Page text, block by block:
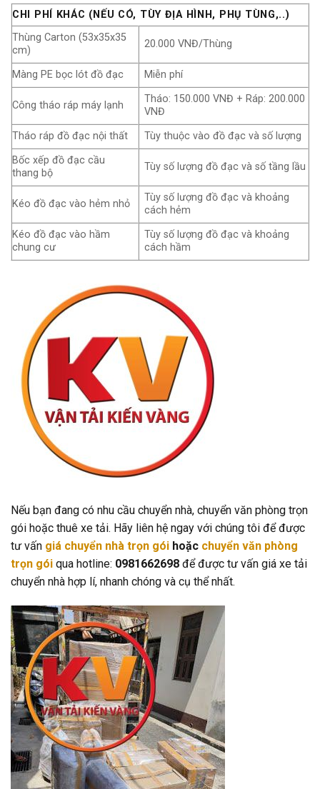
CHI PHÍ KHÁC (NẾU CÓ, TÙY ĐỊA HÌNH, PHỤ TÙNG,..)
Thùng Carton (53x35x35
cm)
20.000 VNĐ/Thùng
Màng PE bọc lót đồ đạc Miễn phí
Công tháo ráp máy lạnh
Tháo: 150.000 VNĐ + Ráp: 200.000
VNĐ
Tháo ráp đồ đạc nội thất
Tùy thuộc vào đồ đạc và số lượng
Bốc xếp đồ đạc cầu
thang bộ
Tùy số lượng đồ đạc và số tầng lầu
Kéo đồ đạc vào hẻm nhỏ
Tùy số lượng đồ đạc và khoảng
cách hẻm
Kéo đồ đạc vào hầm
chung cư
Tùy số lượng đồ đạc và khoảng
cách hầm
Nếu bạn đang có nhu cầu chuyển nhà, chuyển văn phòng trọn
gói hoặc thuê xe tải. Hãy liên hệ ngay với chúng tôi để được
tư vấn giá chuyển nhà trọn gói hoặc chuyển văn phòng
trọn gói qua hotline: 0981662698 để được tư vấn giá xe tải
chuyển nhà hợp lí, nhanh chóng và cụ thể nhất.